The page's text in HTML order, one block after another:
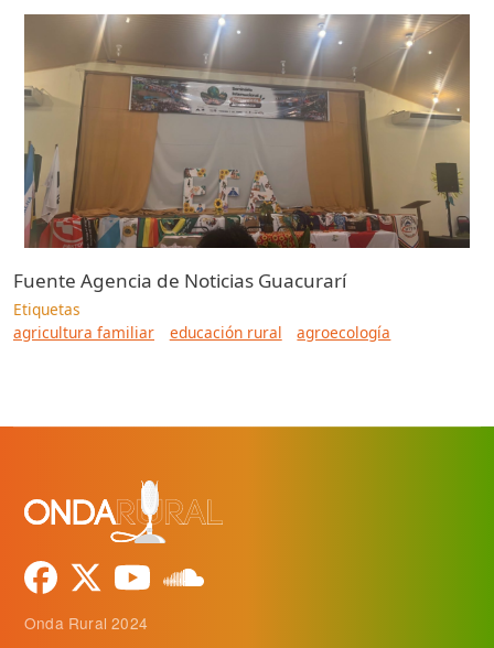
Fuente Agencia de Noticias Guacurarí
Etiquetas
agricultura familiar
educación rural agroecología
Onda Rural 2024